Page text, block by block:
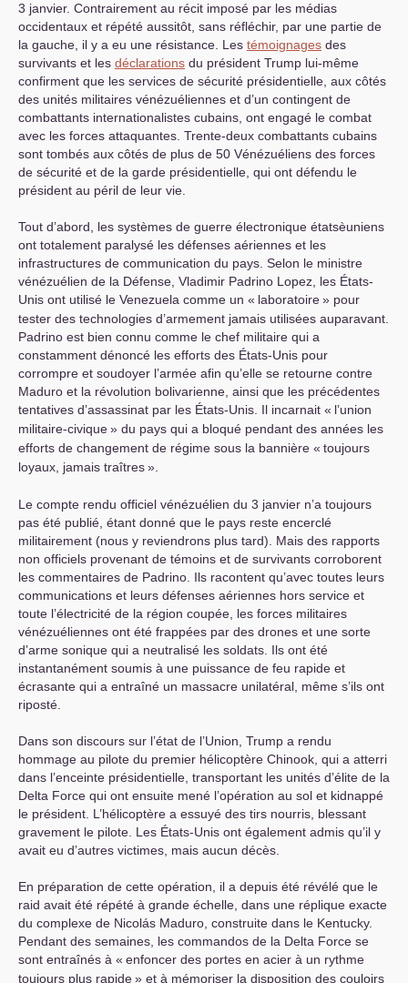
3 janvier. Contrairement au récit imposé par les médias
occidentaux et répété aussitôt, sans réfléchir, par une partie de
la gauche, il y a eu une résistance. Les témoignages des
survivants et les déclarations du président Trump lui-même
confirment que les services de sécurité présidentielle, aux côtés
des unités militaires vénézuéliennes et d’un contingent de
combattants internationalistes cubains, ont engagé le combat
avec les forces attaquantes. Trente-deux combattants cubains
sont tombés aux côtés de plus de 50 Vénézuéliens des forces
de sécurité et de la garde présidentielle, qui ont défendu le
président au péril de leur vie.
Tout d’abord, les systèmes de guerre électronique étatsèuniens
ont totalement paralysé les défenses aériennes et les
infrastructures de communication du pays. Selon le ministre
vénézuélien de la Défense, Vladimir Padrino Lopez, les États-
Unis ont utilisé le Venezuela comme un « laboratoire» pour
tester des technologies d’armement jamais utilisées auparavant.
Padrino est bien connu comme le chef militaire qui a
constamment dénoncé les efforts des États-Unis pour
corrompre et soudoyer l’armée afin qu’elle se retourne contre
Maduro et la révolution bolivarienne, ainsi que les précédentes
tentatives d’assassinat par les États-Unis. Il incarnait « l’union
militaire-civique» du pays qui a bloqué pendant des années les
efforts de changement de régime sous la bannière « toujours
loyaux, jamais traîtres».
Le compte rendu officiel vénézuélien du 3 janvier n’a toujours
pas été publié, étant donné que le pays reste encerclé
militairement (nous y reviendrons plus tard). Mais des rapports
non officiels provenant de témoins et de survivants corroborent
les commentaires de Padrino. Ils racontent qu’avec toutes leurs
communications et leurs défenses aériennes hors service et
toute l’électricité de la région coupée, les forces militaires
vénézuéliennes ont été frappées par des drones et une sorte
d’arme sonique qui a neutralisé les soldats. Ils ont été
instantanément soumis à une puissance de feu rapide et
écrasante qui a entraîné un massacre unilatéral, même s’ils ont
riposté.
Dans son discours sur l’état de l’Union, Trump a rendu
hommage au pilote du premier hélicoptère Chinook, qui a atterri
dans l’enceinte présidentielle, transportant les unités d’élite de la
Delta Force qui ont ensuite mené l’opération au sol et kidnappé
le président. L’hélicoptère a essuyé des tirs nourris, blessant
gravement le pilote. Les États-Unis ont également admis qu’il y
avait eu d’autres victimes, mais aucun décès.
En préparation de cette opération, il a depuis été révélé que le
raid avait été répété à grande échelle, dans une réplique exacte
du complexe de Nicolás Maduro, construite dans le Kentucky.
Pendant des semaines, les commandos de la Delta Force se
sont entraînés à « enfoncer des portes en acier à un rythme
toujours plus rapide» et à mémoriser la disposition des couloirs